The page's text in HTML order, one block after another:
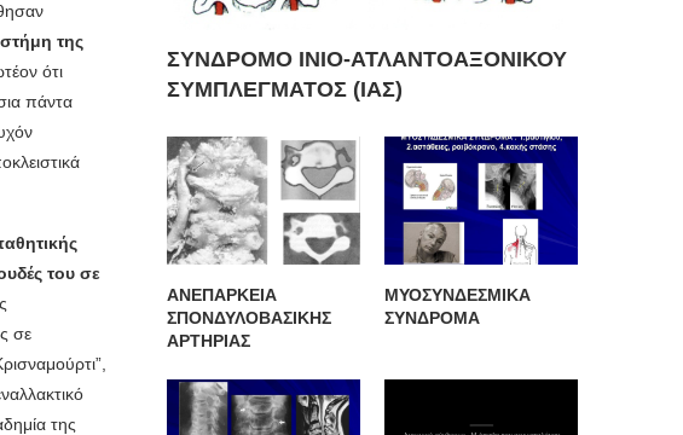
της
ότι
πάντα
του σε
σε
της
ΣΥΝΔΡΟΜΟ ΙΝΙΟ-ΑΤΛΑΝΤΟΑΞΟΝΙΚΟΥ
ΣΥΜΠΛΕΓΜΑΤΟΣ (ΙΑΣ)
ΑΝΕΠΑΡΚΕΙΑ
ΣΠΟΝΔΥΛΟΒΑΣΙΚΗΣ
ΑΡΤΗΡΙΑΣ
ΜΥΟΣΥΝΔΕΣΜΙΚΑ
ΣΥΝΔΡΟΜΑ